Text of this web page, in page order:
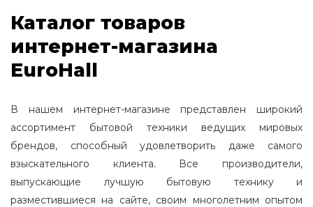
Каталог товаров
интернет-магазина
EuroHall
В нашем интернет-магазине представлен широкий
ассортимент бытовой техники ведущих мировых
брендов, способный удовлетворить даже самого
взыскательного клиента. Все производители,
выпускающие лучшую бытовую технику и
разместившиеся на сайте, своим многолетним опытом